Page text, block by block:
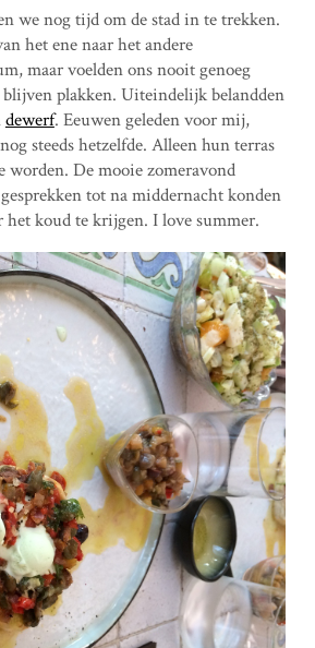
we nog tijd om de stad in te trekken.
het ene naar het andere
maar voelden ons nooit genoeg
blijven plakken. Uiteindelijk belandden
dewerf. Eeuwen geleden voor mij,
steeds hetzelfde. Alleen hun terras
De mooie zomeravond
tot na middernacht konden
het koud te krijgen. I love summer.